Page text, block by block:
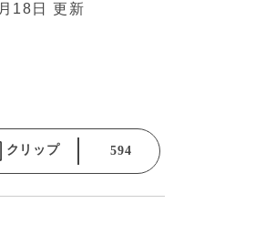
18日 更新
クリップ 594